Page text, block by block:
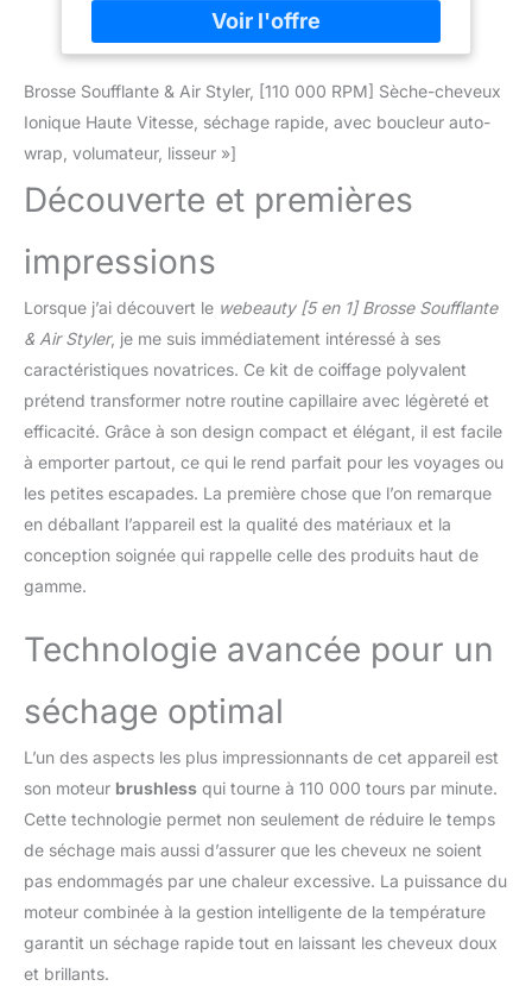
les dommages aux cheveux,mais il assure
également un séchage rapide des cheveux
en 1 à 10 minutes. En même temps, vous
n'avez pas à vous soucier du risque que vos
cheveux soient aspirés par le séchoir. [500
Millions d'ions Négatifs] 500 millions d'ions
négatifs, revêtement céramique, +50% de
avec la brosse seche cheveux, vos cheveux
lissant et en séchant rapidement les
cheveux, réduisant ainsi efficacement les
dommages aux cheveux. [Air Boucleur
Automatique] Nous vous proposons
2×32mm fer à boucler en gauche/droite,
avec la technologie air, ils peuvent générer
un flux d'air puissant pour aspirer les
cheveux à la surface du fer à friser auto. Et
grâce à l'air chaud, le seche cheveux
naturelles et plus volumineuses, tout en
abîmant moins les cheveux. [Système de
Température Intelligent] Contrôle
constante et éviter la surchauffe ; 3 niveaux
Styler est adapté à plus de coiffures, de
types de cheveux et de volumes, et peut
réduire efficacement les dommages
thermiques dus à un mauvais choix de
température. [6 IN 1 Air Styler] - nous
proposons 5 accessoires et 1 caisse
d'emballage : 1× tête de seche cheveux-
séchage ultra-rapide en 1-10 minutes ; 2 x
32mm hair curler-utilisant la technologie air,
surface du fer à boucler; 1 x 60mm brosse
chauffante ovale-pour volumineux/lissants ;
Brosse Soufflante & Air Styler, [110 000 RPM] Sèche-cheveux
Ionique Haute Vitesse, séchage rapide, avec boucleur auto-
wrap, volumateur, lisseur »]
Découverte et premières
impressions
Lorsque j’ai découvert le webeauty [5 en 1] Brosse Soufflante
& Air Styler, je me suis immédiatement intéressé à ses
caractéristiques novatrices. Ce kit de coiffage polyvalent
prétend transformer notre routine capillaire avec légèreté et
efficacité. Grâce à son design compact et élégant, il est facile
à emporter partout, ce qui le rend parfait pour les voyages ou
les petites escapades. La première chose que l’on remarque
en déballant l’appareil est la qualité des matériaux et la
conception soignée qui rappelle celle des produits haut de
gamme.
Technologie avancée pour un
séchage optimal
L’un des aspects les plus impressionnants de cet appareil est
son moteur brushless qui tourne à 110 000 tours par minute.
Cette technologie permet non seulement de réduire le temps
de séchage mais aussi d’assurer que les cheveux ne soient
pas endommagés par une chaleur excessive. La puissance du
moteur combinée à la gestion intelligente de la température
garantit un séchage rapide tout en laissant les cheveux doux
et brillants.